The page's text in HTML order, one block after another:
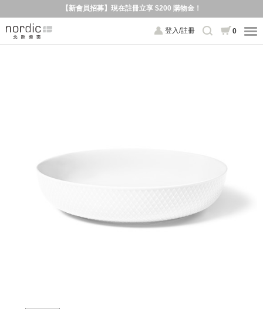
【新會員招募】現在註冊立享 $200 購物金！
登入/註冊 0